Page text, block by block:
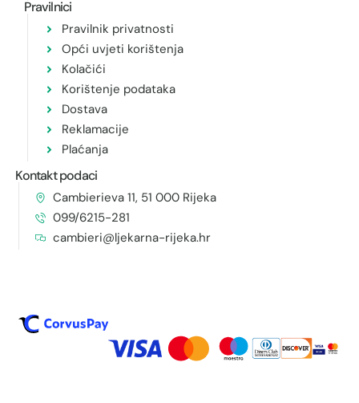
Pravilnici
Pravilnik privatnosti
Opći uvjeti korištenja
Kolačići
Korištenje podataka
Dostava
Reklamacije
Plaćanja
Kontakt podaci
Cambierieva 11, 51 000 Rijeka
099/6215-281
cambieri@ljekarna-rijeka.hr